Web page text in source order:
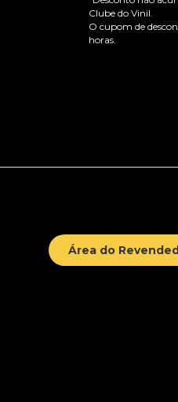
Clube do Vinil.
O cupom de
horas.
Área do